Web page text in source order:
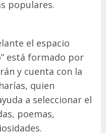
populares.
el espacio
está formado por
y cuenta con la
quien
a seleccionar el
poemas,